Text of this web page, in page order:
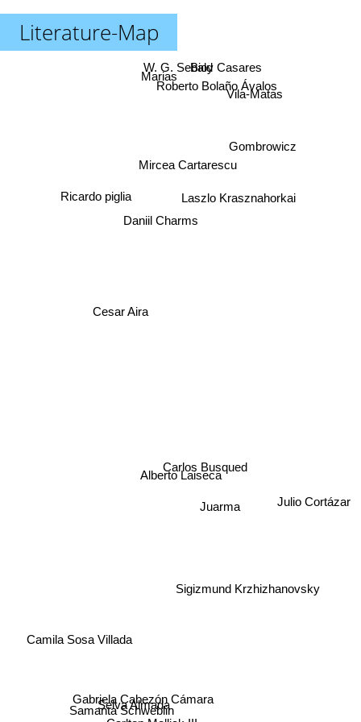
Literature-Map
Alberto Laiseca
Carlos Busqued
Juarma
Daniil Charms
Cesar Aira
Gabriela Cabezón Cámara
Selva Almada
Laszlo Krasznahorkai
Camila Sosa Villada
Vila-Matas
W. G. Sebald
Mircea Cartarescu
Marias
Bioy Casares
Roberto Bolaño Ávalos